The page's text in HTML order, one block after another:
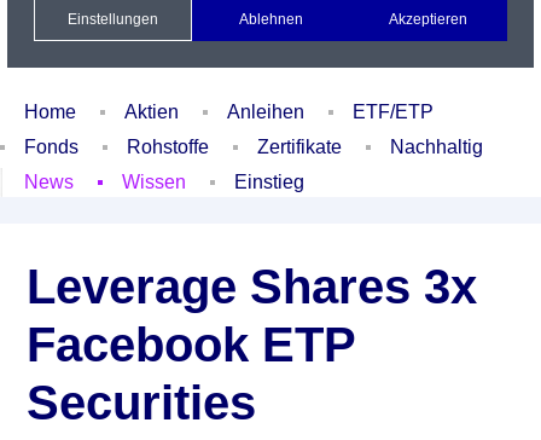
Xetra Realtime
Watchlist Portfolio Login
Home Aktien Anleihen
ETF/ETP
Fonds
Rohstoffe Zertifikate
Nachhaltig
News
Wissen Einstieg
Leverage Shares 3x
Facebook ETP
Securities
Einstellungen Ablehnen Akzeptieren